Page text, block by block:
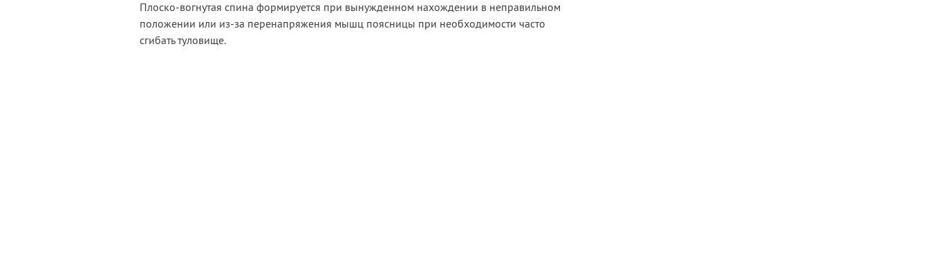
Плоско-вогнутая спина формируется при вынужденном нахождении в неправильном
положении или из-за перенапряжения мышц поясницы при необходимости часто
сгибать туловище.